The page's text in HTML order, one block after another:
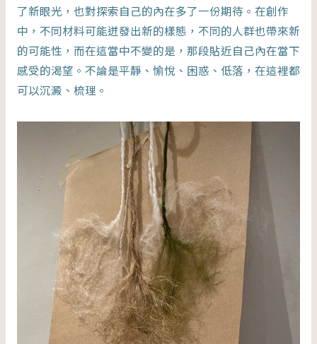
了新眼光，也對探索自己的內在多了一份期待。在創作
中，不同材料可能迸發出新的樣態，不同的人群也帶來新
的可能性，而在這當中不變的是，那段貼近自己內在當下
感受的渴望。不論是平靜、愉悅、困惑、低落，在這裡都
可以沉澱、梳理。